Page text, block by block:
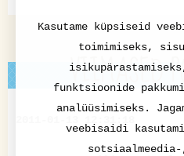
VIIMASED
Kasutame küpsiseid
toimimiseks,
funktsioonide
analüüsimiseks.
veebisaidi